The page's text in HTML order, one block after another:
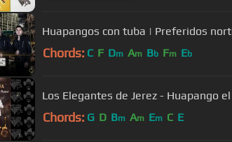
Huapangos con tuba | Preferidos
Chords: C F Dm Am Bb Fm Eb
Los Elegantes de Jerez - Huapango
Chords: G D Bm Am Em C E